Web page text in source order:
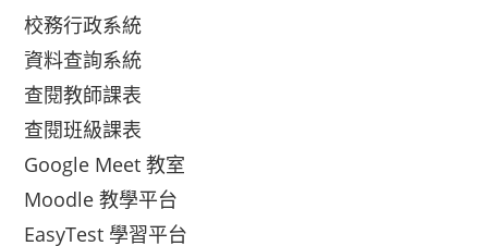
校務行政系統
資料查詢系統
查閱教師課表
查閱班級課表
Google Meet 教室
Moodle 教學平台
EasyTest 學習平台